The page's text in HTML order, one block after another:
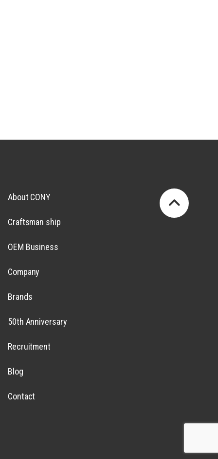
About CONY
Craftsman ship
OEM Business
Company
Brands
50th Anniversary
Recruitment
Blog
Contact